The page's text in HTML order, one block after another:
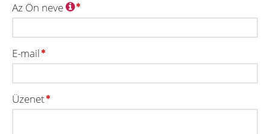
Az Ön neve
E-mail
Üzenet